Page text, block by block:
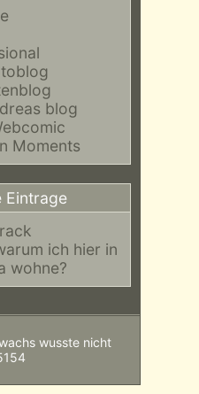
blog
Moments
Eintrage
ich hier in
wohne?
wusste nicht